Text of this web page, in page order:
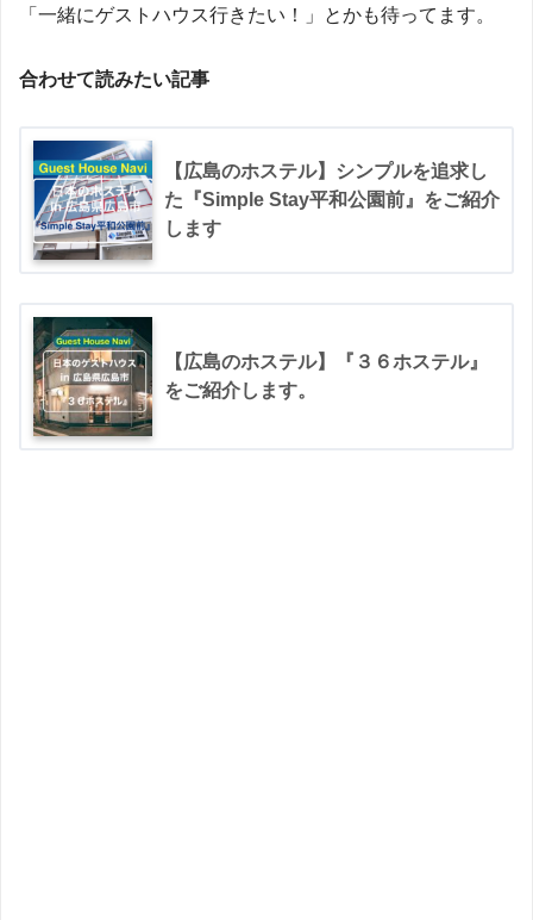
「一緒にゲストハウス行きたい！」とかも待ってます。
合わせて読みたい記事
【広島のホステル】シンプルを追求し
た『Simple Stay平和公園前』をご紹介
します
【広島のホステル】『３６ホステル』
をご紹介します。